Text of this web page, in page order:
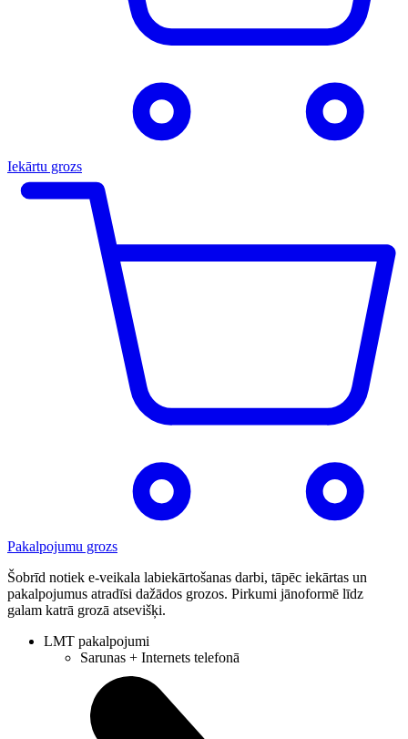
Iekārtu grozs
Pakalpojumu grozs
Šobrīd notiek e-veikala labiekārtošanas darbi, tāpēc iekārtas un
pakalpojumus atradīsi dažādos grozos. Pirkumi jānoformē līdz
galam katrā grozā atsevišķi.
LMT pakalpojumi
Sarunas + Internets telefonā